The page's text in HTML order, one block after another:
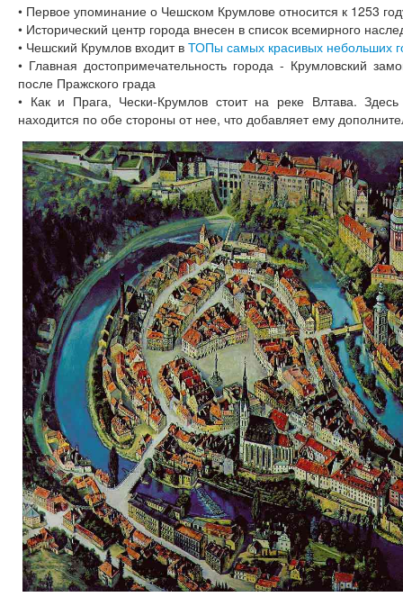
О Чехии
Национальная кухня
Русско-чешский разговорник
10 интересных фактов
Чешское пиво
История и культура
Кратко о Чехии
Авиабилеты
• Первое упоминание о Чешском Крумлове относится к 1253
• Исторический центр города внесен в список всемирного
• Чешский Крумлов входит в ТОПы самых красивых небольших
• Главная достопримечательность города - Крумловский
после Пражского града
• Как и Прага, Чески-Крумлов стоит на реке Влтава. Здесь
находится по обе стороны от нее, что добавляет ему